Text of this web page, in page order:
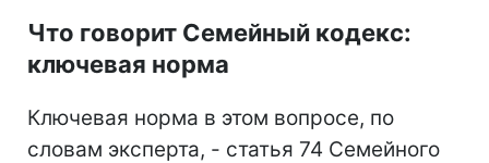
Что говорит Семейный кодекс:
ключевая норма
Ключевая норма в этом вопросе, по
словам эксперта, - статья 74 Семейного